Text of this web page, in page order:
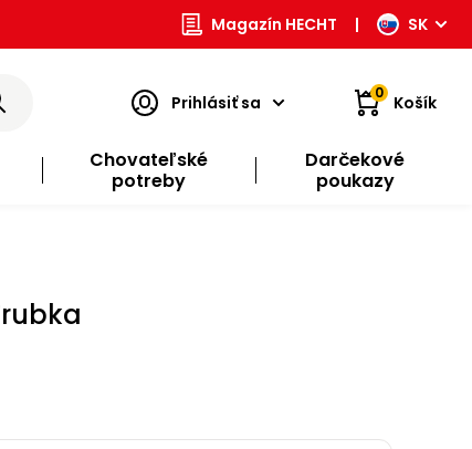
Magazín HECHT | SK
Prihlásiť sa 0 Košík
Chovateľské
potreby
Darčekové
poukazy